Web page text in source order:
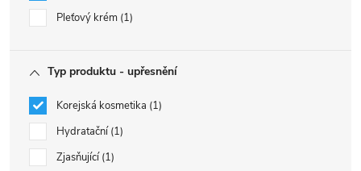
Pleťový krém 1
Typ produktu - upřesnění
Korejská kosmetika 1
Hydratační 1
Zjasňující 1